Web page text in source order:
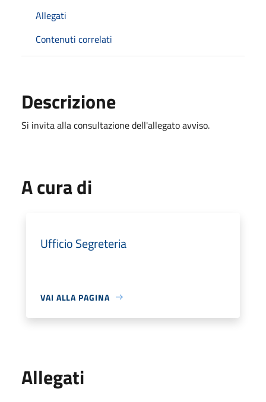
Allegati
Contenuti correlati
Descrizione
Si invita alla consultazione dell'allegato avviso.
A cura di
Ufficio Segreteria
VAI ALLA PAGINA
Allegati